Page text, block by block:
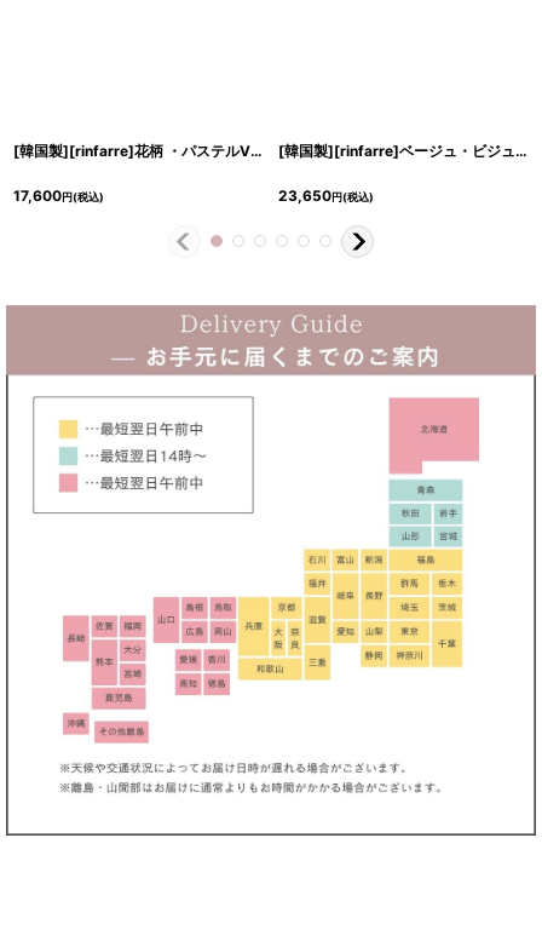
[韓国製][rinfarre]花柄 ・パステルVネック・カシュクール・七分袖・マキシ・ロングドレス・ワンピース[MIRIN着用][送料無料]
17,600円(税込)
[韓国製][rinfarre]ベージュ・ビジュー・七分袖・フリル・Vネック・タイト・ミディアムドレス・ワンピース[山崎みどり着用][送料無料]myju
23,650円(税込)